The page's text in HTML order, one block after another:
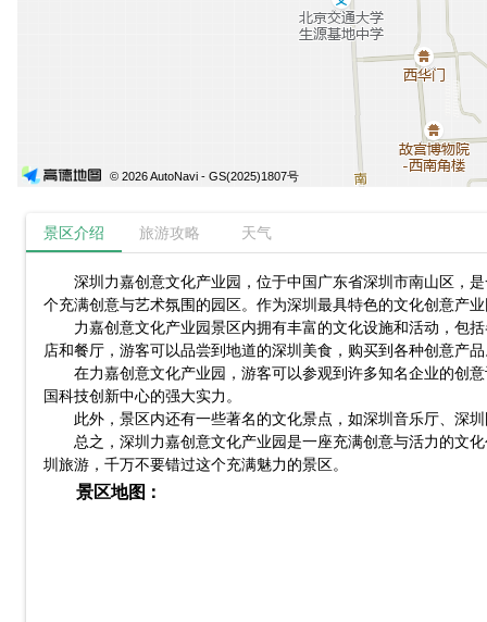
© 2026 AutoNavi - GS(2025)1807号
景区介绍 旅游攻略 天气
深圳力嘉创意文化产业园，位于中国广东省深圳市南山区，
个充满创意与艺术氛围的园区。作为深圳最具特色的文化创意产
力嘉创意文化产业园景区内拥有丰富的文化设施和活动，包
店和餐厅，游客可以品尝到地道的深圳美食，购买到各种创意产
在力嘉创意文化产业园，游客可以参观到许多知名企业的创
国科技创新中心的强大实力。
此外，景区内还有一些著名的文化景点，如深圳音乐厅、深
总之，深圳力嘉创意文化产业园是一座充满创意与活力的文
圳旅游，千万不要错过这个充满魅力的景区。
景区地图：